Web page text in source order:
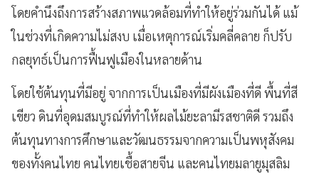
โดยคำนึงถึงการสร้างสภาพแวดล้อมที่ทำให้อยู่ร่วมกันได้ แม้
ในช่วงที่เกิดความไม่สงบ เมื่อเหตุการณ์เริ่มคลี่คลาย ก็ปรับ
กลยุทธ์เป็นการฟื้นฟูเมืองในหลายด้าน
โดยใช้ต้นทุนที่มีอยู่ จากการเป็นเมืองที่มีผังเมืองที่ดี พื้นที่สี
เขียว ดินที่อุดมสมบูรณ์ที่ทำให้ผลไม้ยะลามีรสชาติดี รวมถึง
ต้นทุนทางการศึกษาและวัฒนธรรมจากความเป็นพหุสังคม
ของทั้งคนไทย คนไทยเชื้อสายจีน และคนไทยมลายูมุสลิม